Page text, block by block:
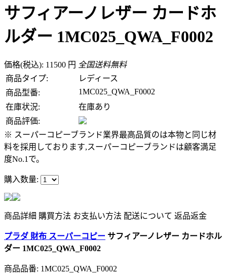
サフィアーノレザー カードホ
ルダー 1MC025_QWA_F0002
価格(税込): 11500 円 全国送料無料
商品タイプ:
レディース
商品型番:
1MC025_QWA_F0002
在庫状況:
在庫あり
商品評価:
※ スーパーコピーブランド業界最高品質のは本物と同じ材
料を採用しております,スーパーコピーブランドは顧客満足
度No.1で。
購入数量:
商品詳細 購買方法 お支払い方法 配送について 返品返金
プラダ 財布 スーパーコピー サフィアーノレザー カードホル
ダー 1MC025_QWA_F0002
商品品番: 1MC025_QWA_F0002